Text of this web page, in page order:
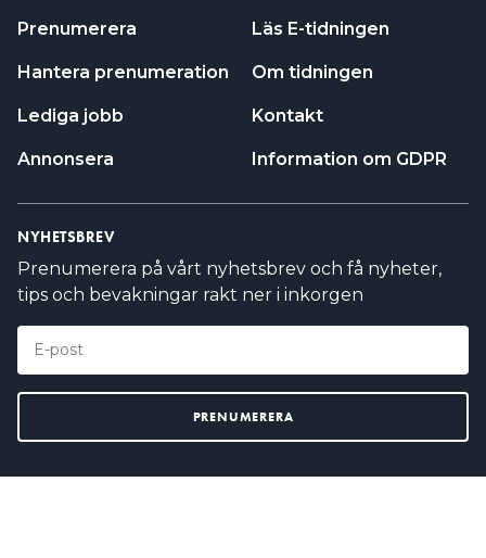
Prenumerera
Hantera prenumeration
Lediga jobb
Annonsera
Läs E-tidningen
Om tidningen
Kontakt
Information om GDPR
NYHETSBREV
Prenumerera på vårt nyhetsbrev och få nyheter,
tips och bevakningar rakt ner i inkorgen